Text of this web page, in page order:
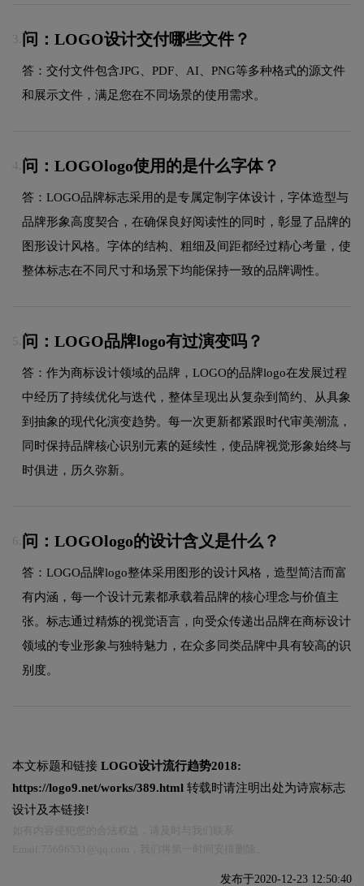
3. 问：LOGO设计交付哪些文件？
答：交付文件包含JPG、PDF、AI、PNG等多种格式的源文件
和展示文件，满足您在不同场景的使用需求。
4. 问：LOGOlogo使用的是什么字体？
答：LOGO品牌标志采用的是专属定制字体设计，字体造型与
品牌形象高度契合，在确保良好阅读性的同时，彰显了品牌的
图形设计风格。字体的结构、粗细及间距都经过精心考量，使
整体标志在不同尺寸和场景下均能保持一致的品牌调性。
5. 问：LOGO品牌logo有过演变吗？
答：作为商标设计领域的品牌，LOGO的品牌logo在发展过程
中经历了持续优化与迭代，整体呈现出从复杂到简约、从具象
到抽象的现代化演变趋势。每一次更新都紧跟时代审美潮流，
同时保持品牌核心识别元素的延续性，使品牌视觉形象始终与
时俱进，历久弥新。
6. 问：LOGOlogo的设计含义是什么？
答：LOGO品牌logo整体采用图形的设计风格，造型简洁而富
有内涵，每一个设计元素都承载着品牌的核心理念与价值主
张。标志通过精炼的视觉语言，向受众传递出品牌在商标设计
领域的专业形象与独特魅力，在众多同类品牌中具有较高的识
别度。
本文标题和链接 LOGO设计流行趋势2018:
https://logo9.net/works/389.html 转载时请注明出处为诗宸标志
设计及本链接!
发布于2020-12-23 12:50:40